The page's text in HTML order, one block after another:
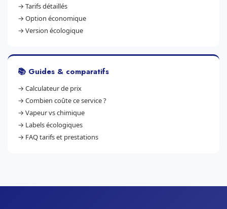
→ Tarifs détaillés
→ Option économique
→ Version écologique
📚 Guides & comparatifs
→ Calculateur de prix
→ Combien coûte ce service ?
→ Vapeur vs chimique
→ Labels écologiques
→ FAQ tarifs et prestations